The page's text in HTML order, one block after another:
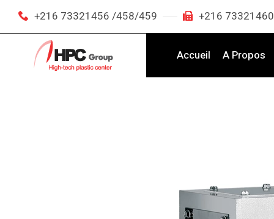
+216 73321456 /458/459 +216 73321460
Accueil A Propos